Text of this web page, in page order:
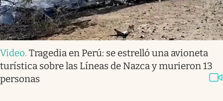
Video. Tragedia en Perú: se estrelló una avioneta
turística sobre las Líneas de Nazca y murieron 13
personas